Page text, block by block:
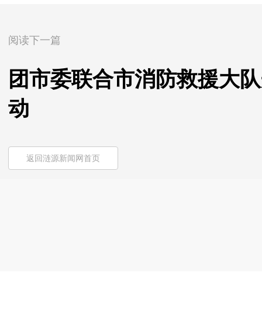
阅读下一篇
团市委联合市消防救援大
动
返回涟源新闻网首页